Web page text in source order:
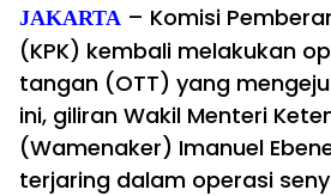
JAKARTA – Komisi
(KPK) kembali melakukan
tangan (OTT) yang
ini, giliran Wakil Menteri
(Wamenaker) Imanuel
terjaring dalam operasi